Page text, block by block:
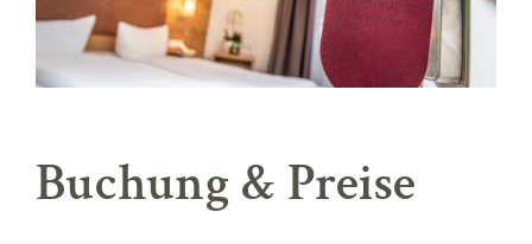
Buchung & Preise